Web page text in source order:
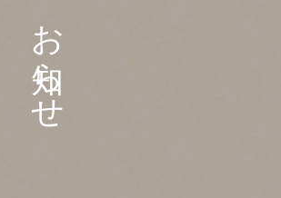
お知らせ